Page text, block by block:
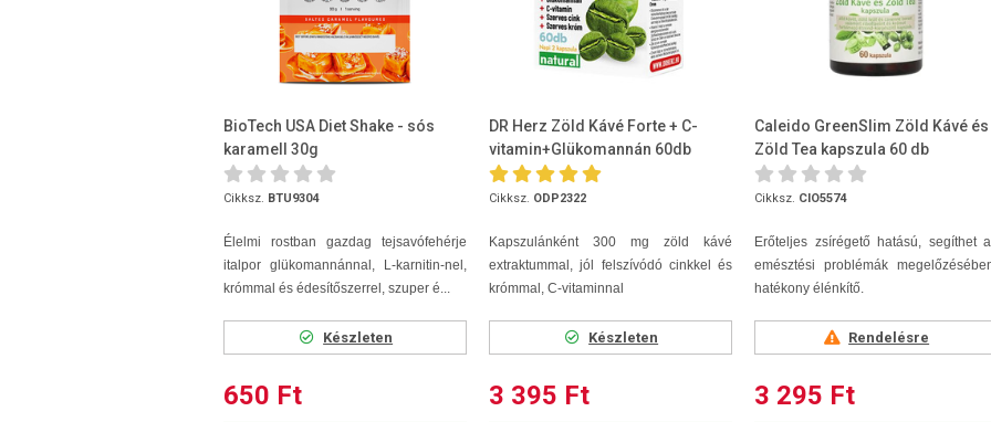
BioTech USA Diet Shake - sós
karamell 30g
Cikksz. BTU9304
Élelmi rostban gazdag tejsavófehérje
italpor glükomannánnal, L-karnitin-nel,
krómmal és édesítőszerrel, szuper é...
Készleten
650 Ft
DR Herz Zöld Kávé Forte + C-
vitamin+Glükomannán 60db
Cikksz. ODP2322
Kapszulánként 300 mg zöld kávé
extraktummal, jól felszívódó cinkkel és
krómmal, C-vitaminnal
Készleten
3 395 Ft
Caleido GreenSlim Zöld Kávé és
Zöld Tea kapszula 60 db
Cikksz. CIO5574
Erőteljes zsírégető hatású, segíthet
emésztési problémák
hatékony élénkítő.
Rendelésre
3 295 Ft